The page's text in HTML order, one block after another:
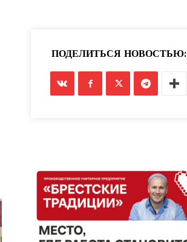
ПОДЕЛИТЬСЯ НОВОСТЬЮ: